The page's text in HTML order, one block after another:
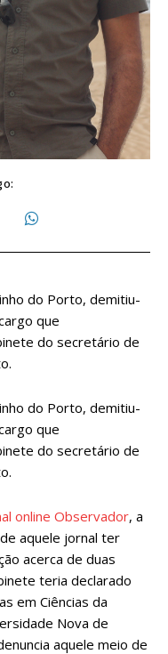
do Porto, demitiu-
que
do secretário de
do Porto, demitiu-
que
do secretário de
online Observador, a
aquele jornal ter
acerca de duas
teria declarado
em Ciências da
Nova de
aquele meio de